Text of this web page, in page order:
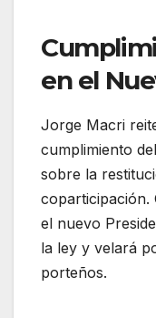
en el
Jorge Macri
cumplimiento
sobre la
coparticipación.
el nuevo
la ley y velará
porteños.